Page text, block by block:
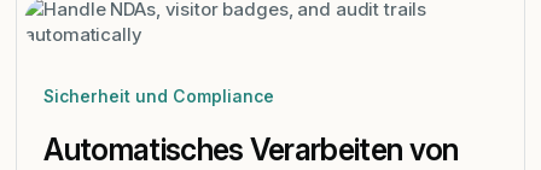
Sicherheit und Compliance
Automatisches Verarbeiten von